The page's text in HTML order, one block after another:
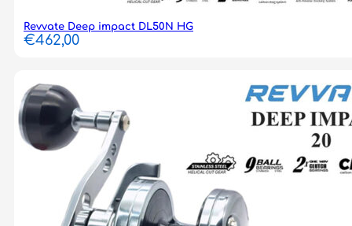
Revvate Deep impact DL50N HG
€462,00